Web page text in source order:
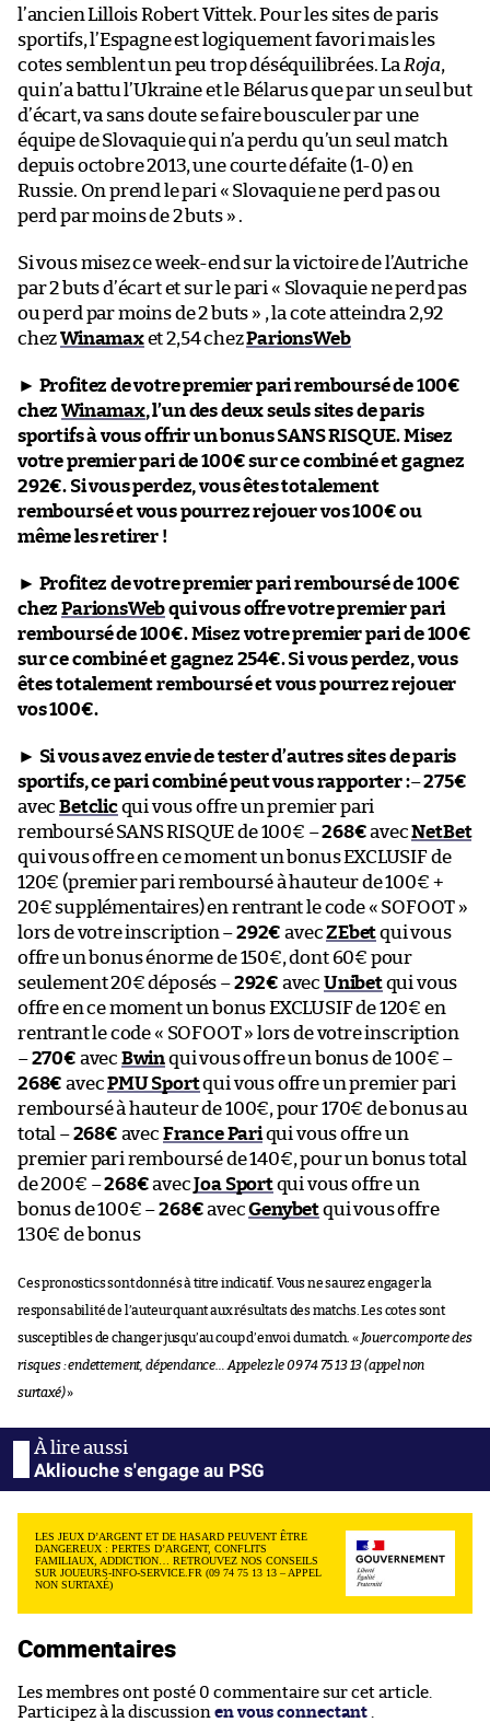
l’ancien Lillois Robert Vittek. Pour les sites de paris
sportifs, l’Espagne est logiquement favori mais les
cotes semblent un peu trop déséquilibrées. La Roja,
qui n’a battu l’Ukraine et le Bélarus que par un seul but
d’écart, va sans doute se faire bousculer par une
équipe de Slovaquie qui n’a perdu qu’un seul match
depuis octobre 2013, une courte défaite (1-0) en
Russie. On prend le pari « Slovaquie ne perd pas ou
perd par moins de 2 buts » .
Si vous misez ce week-end sur la victoire de l’Autriche
par 2 buts d’écart et sur le pari « Slovaquie ne perd pas
ou perd par moins de 2 buts » , la cote atteindra 2,92
chezWinamaxet 2,54 chezParionsWeb
► Profitez de votre premier pari remboursé de 100€
chezWinamax, l’un des deux seuls sites de paris
sportifs à vous offrir un bonus SANS RISQUE. Misez
votre premier pari de 100€ sur ce combiné et gagnez
292€. Si vous perdez, vous êtes totalement
remboursé et vous pourrez rejouer vos 100€ ou
même les retirer !
► Profitez de votre premier pari remboursé de 100€
chezParionsWebqui vous offre votre premier pari
remboursé de 100€. Misez votre premier pari de 100€
sur ce combiné et gagnez 254€. Si vous perdez, vous
êtes totalement remboursé et vous pourrez rejouer
vos 100€.
► Si vous avez envie de tester d’autres sites de paris
sportifs, ce pari combiné peut vous rapporter :–275€
avecBetclicqui vous offre un premier pari
remboursé SANS RISQUE de 100€ –268€avecNetBet
qui vous offre en ce moment un bonus EXCLUSIF de
120€ (premier pari remboursé à hauteur de 100€ +
20€ supplémentaires) en rentrant le code « SOFOOT »
lors de votre inscription –292€ avecZEbetqui vous
offre un bonus énorme de 150€, dont 60€ pour
seulement 20€ déposés –292€ avec Unibetqui vous
offre en ce moment un bonus EXCLUSIF de 120€ en
rentrant le code « SOFOOT » lors de votre inscription
–270€ avec Bwinqui vous offre un bonus de 100€ –
268€ avecPMU Sportqui vous offre un premier pari
remboursé à hauteur de 100€, pour 170€ de bonus au
total –268€ avec France Pariqui vous offre un
premier pari remboursé de 140€, pour un bonus total
de 200€ –268€avecJoa Sportqui vous offre un
bonus de 100€ –268€avecGenybetqui vous offre
130€ de bonus
Ces pronostics sont donnés à titre indicatif. Vous ne saurez engager la
responsabilité de l’auteur quant aux résultats des matchs. Les cotes sont
susceptibles de changer jusqu’au coup d’envoi du match. « Jouer comporte des
risques : endettement, dépendance… Appelez le 09 74 75 13 13 (appel non
surtaxé)»
Akliouche s'engage au PSG
LES JEUX D’ARGENT ET DE HASARD PEUVENT ÊTRE
DANGEREUX : PERTES D’ARGENT, CONFLITS
FAMILIAUX, ADDICTION… RETROUVEZ NOS CONSEILS
SUR JOUEURS-INFO-SERVICE.FR (09 74 75 13 13 – APPEL
NON SURTAXÉ)
Commentaires
Les membres ont posté 0 commentaire sur cet article.
Participez à la discussion en vous connectant